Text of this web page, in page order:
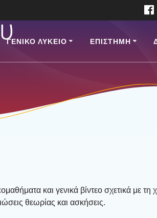
ΓΕΝΙΚΟ ΛΥΚΕΙΟ ΕΠΙ­ΣΤΗ­ΜΗ
και γενι­κά βίντεο σχε­τι­κά με τη
θεω­ρί­ας και ασκή­σεις.